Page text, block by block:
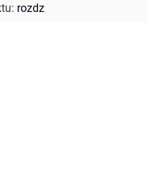
: rozdz